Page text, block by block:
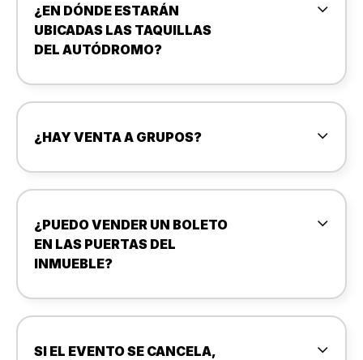
¿EN DÓNDE ESTARÁN
UBICADAS LAS TAQUILLAS
DEL AUTÓDROMO?
¿HAY VENTA A GRUPOS?
¿PUEDO VENDER UN BOLETO
EN LAS PUERTAS DEL
INMUEBLE?
SI EL EVENTO SE CANCELA,